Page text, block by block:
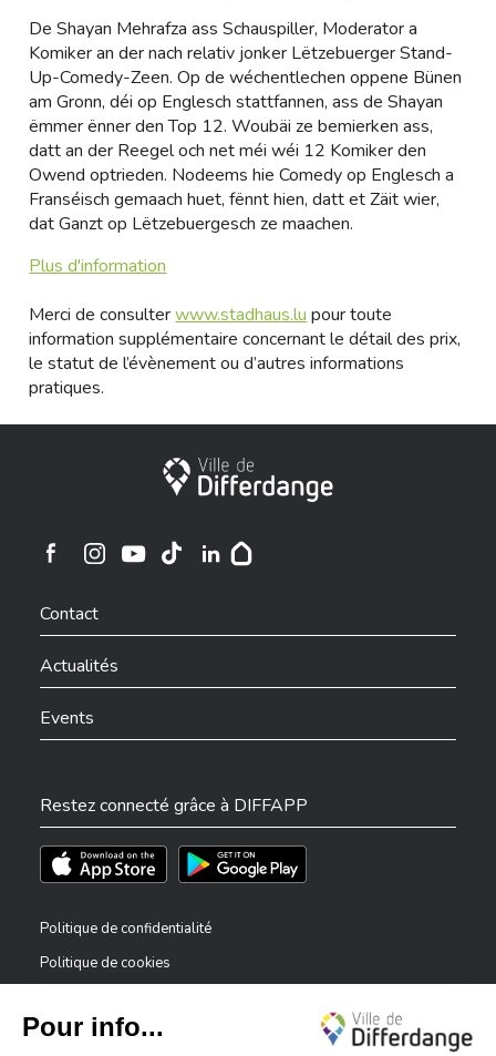
De Shayan Mehrafza ass Schauspiller, Moderator a
Komiker an der nach relativ jonker Lëtzebuerger Stand-
Up-Comedy-Zeen. Op de wéchentlechen oppene Bünen
am Gronn, déi op Englesch stattfannen, ass de Shayan
ëmmer ënner den Top 12. Woubäi ze bemierken ass,
datt an der Reegel och net méi wéi 12 Komiker den
Owend optrieden. Nodeems hie Comedy op Englesch a
Franséisch gemaach huet, fënnt hien, datt et Zäit wier,
dat Ganzt op Lëtzebuergesch ze maachen.
Plus d'information
Merci de consulterwww.stadhaus.lu pour toute
information supplémentaire concernant le détail des prix,
le statut de l’évènement ou d’autres informations
pratiques.
Ville de Differdange
Ville de Differdange sur Instagram
Contact
Actualités
Events
Restez connecté grâce à DIFFAPP
Téléchargez l'app sur l'App StoreTéléchargez l'app sur Play Store
Politique de confidentialité
Politique de cookies
Déclaration d’accessibilité